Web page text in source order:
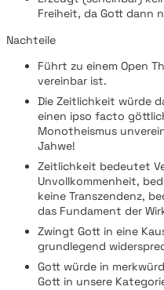
Freiheit, da Gott dann
Nachteile
Führt zu einem Open
vereinbar ist.
Die Zeitlichkeit würde
einen ipso facto
Monotheismus
Jahwe!
Zeitlichkeit bedeutet
Unvollkommenheit,
keine Transzendenz,
das Fundament der
Zwingt Gott in eine
grundlegend
Gott würde in
Gott in unsere